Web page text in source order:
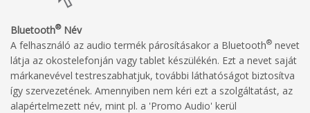
Bluetooth®Név
A felhasználó az audio termék párosításakor a Bluetooth® nevet
látja az okostelefonján vagy tablet készülékén. Ezt a nevet saját
márkanevével testreszabhatjuk, további láthatóságot biztosítva
így szervezetének. Amennyiben nem kéri ezt a szolgáltatást, az
alapértelmezett név, mint pl. a 'Promo Audio' kerül